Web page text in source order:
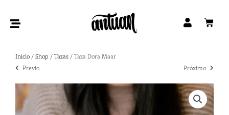
contenido
Inicio / Shop / Tazas / Taza Dora Maar
AntPrevio Próximo